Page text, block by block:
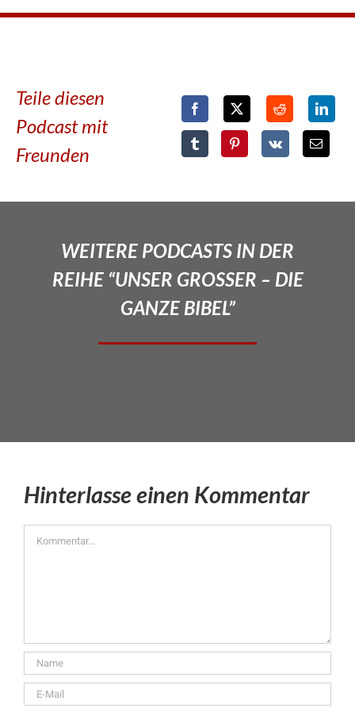
Teile diesen
Podcast mit
Freunden
WEITERE PODCASTS IN DER
REIHE “UNSER GROSSER – DIE
GANZE BIBEL”
Hinterlasse einen Kommentar